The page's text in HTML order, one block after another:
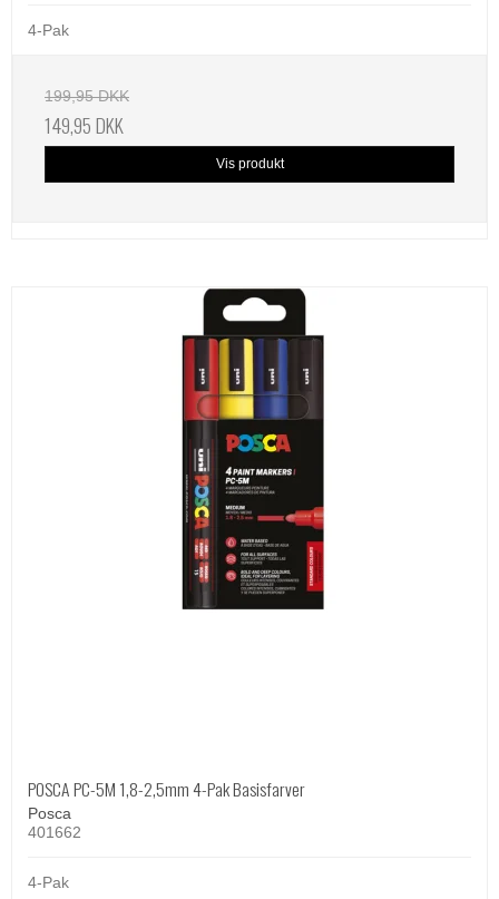
4-Pak
199,95 DKK
149,95 DKK
Vis produkt
POSCA PC-5M 1,8-2,5mm 4-Pak Basisfarver
Posca
401662
4-Pak